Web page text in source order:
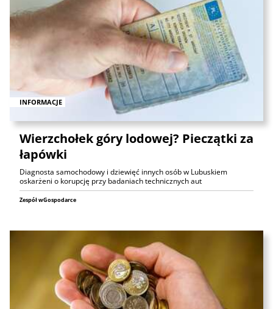
INFORMACJE
Wierzchołek góry lodowej? Pieczątki za
łapówki
Diagnosta samochodowy i dziewięć innych osób w Lubuskiem
oskarżeni o korupcję przy badaniach technicznych aut
Zespół wGospodarce